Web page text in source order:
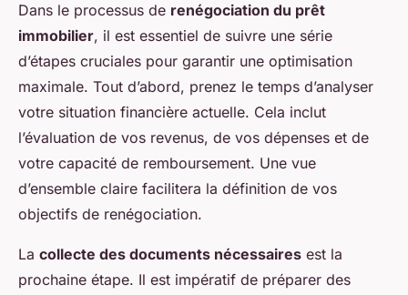
Dans le processus de renégociation du prêt
immobilier, il est essentiel de suivre une série
d’étapes cruciales pour garantir une optimisation
maximale. Tout d’abord, prenez le temps d’analyser
votre situation financière actuelle. Cela inclut
l’évaluation de vos revenus, de vos dépenses et de
votre capacité de remboursement. Une vue
d’ensemble claire facilitera la définition de vos
objectifs de renégociation.
La collecte des documents nécessaires est la
prochaine étape. Il est impératif de préparer des